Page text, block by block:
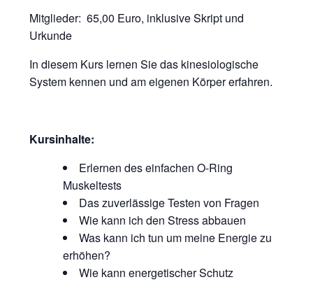
Mitglieder: 65,00 Euro, inklusive Skript und
Urkunde
In diesem Kurs lernen Sie das kinesiologische
System kennen und am eigenen Körper erfahren.
Kursinhalte:
Erlernen des einfachen O-Ring
Muskeltests
Das zuverlässige Testen von Fragen
Wie kann ich den Stress abbauen
Was kann ich tun um meine Energie zu
erhöhen?
Wie kann energetischer Schutz